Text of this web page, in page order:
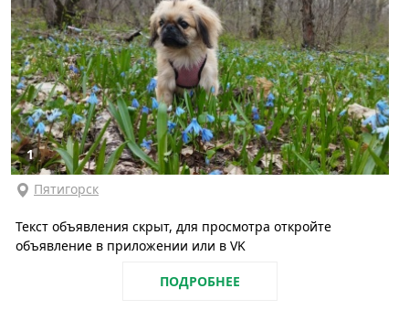
1
Пятигорск
Текст объявления скрыт, для просмотра откройте
объявление в приложении или в VK
ПОДРОБНЕЕ